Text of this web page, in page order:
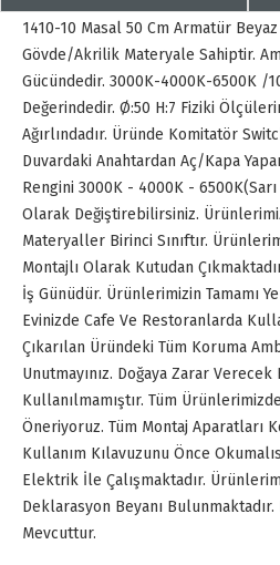
1410-10 Masal 50 Cm Armatür
Gövde/Akrilik Materyale Sahiptir.
Gücündedir. 3000K-4000K-6500K /
Değerindedir. Ø:50 H:7 Fiziki
Ağırlındadır. Üründe Komitatör
Duvardaki Anahtardan Aç/Kapa
Rengini 3000K - 4000K - 6500K(Sarı
Olarak Değiştirebilirsiniz.
Materyaller Birinci Sınıftır.
Montajlı Olarak Kutudan
İş Günüdür. Ürünlerimizin Tamamı
Evinizde Cafe Ve Restoranlarda
Çıkarılan Üründeki Tüm Koruma
Unutmayınız. Doğaya Zarar
Kullanılmamıştır. Tüm
Öneriyoruz. Tüm Montaj Aparatları
Kullanım Kılavuzunu Önce
Elektrik İle Çalışmaktadır.
Deklarasyon Beyanı
Mevcuttur.